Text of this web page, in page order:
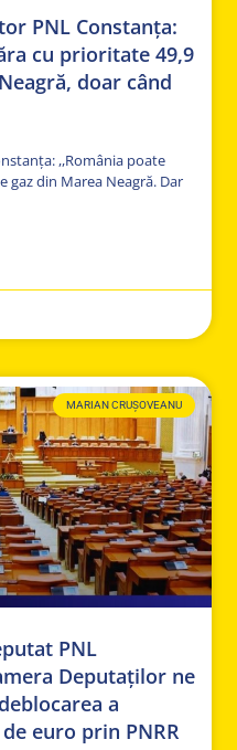
PNL Constanța:
cu prioritate 49,9
doar când
,,România poate
gaz din Marea Neagră. Dar
MARIAN CRUȘOVEANU
PNL
Deputaților ne
a
euro prin PNRR